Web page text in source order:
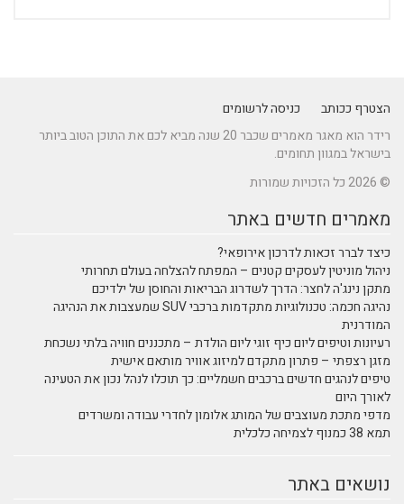
הצטרף ככותב
כניסה לרשומים
רידר הוא מאגר מאמרים שכבר 20 שנה מביא לכם את התוכן הטוב ביותר
בישראל במגוון תחומים.
© 2026 כל הזכויות שמורות
מאמרים חדשים באתר
כיצד לברר זכאות לדרכון אירופאי?
ניהול מוניטין לעסקים קטנים – המפתח להצלחה בעולם תחרותי
מתקן נינג'ה לחצר: הדרך לשדרוג הבריאות והחוסן של ילדיכם
נהיגה חכמה: טכנולוגיות מתקדמות ברכבי SUV שמעצבות את הנהיגה
המודרנית
רעיונות וטיפים ליום כיף זוגי ליום הולדת – מתכננים חוויה בלתי נשכחת
מזגן רצפתי – פתרון מתקדם למיזוג אוויר מותאם אישית
טיפים לנהגים חדשים ברכבים חשמליים: כך תוכלו לנהל נכון את הטעינה
לאורך היום
מדפי מתכת מעוצבים של המותג אלומון לחדרי עבודה ומשרדים
תמא 38 כמנוף לצמיחה כלכלית
נושאים באתר